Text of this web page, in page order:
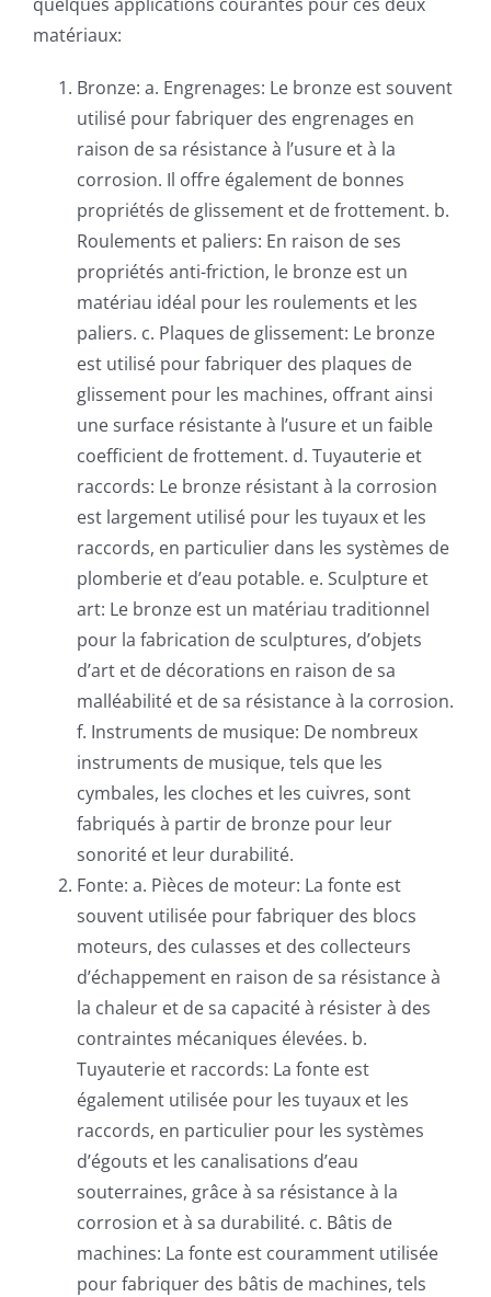
matériaux:
Bronze: a. Engrenages: Le bronze est souvent
utilisé pour fabriquer des engrenages en
raison de sa résistance à l’usure et à la
corrosion. Il offre également de bonnes
propriétés de glissement et de frottement. b.
Roulements et paliers: En raison de ses
propriétés anti-friction, le bronze est un
matériau idéal pour les roulements et les
paliers. c. Plaques de glissement: Le bronze
est utilisé pour fabriquer des plaques de
glissement pour les machines, offrant ainsi
une surface résistante à l’usure et un faible
coefficient de frottement. d. Tuyauterie et
raccords: Le bronze résistant à la corrosion
est largement utilisé pour les tuyaux et les
raccords, en particulier dans les systèmes de
plomberie et d’eau potable. e. Sculpture et
art: Le bronze est un matériau traditionnel
pour la fabrication de sculptures, d’objets
d’art et de décorations en raison de sa
malléabilité et de sa résistance à la corrosion.
f. Instruments de musique: De nombreux
instruments de musique, tels que les
cymbales, les cloches et les cuivres, sont
fabriqués à partir de bronze pour leur
sonorité et leur durabilité.
Fonte: a. Pièces de moteur: La fonte est
souvent utilisée pour fabriquer des blocs
moteurs, des culasses et des collecteurs
d’échappement en raison de sa résistance à
la chaleur et de sa capacité à résister à des
contraintes mécaniques élevées. b.
Tuyauterie et raccords: La fonte est
également utilisée pour les tuyaux et les
raccords, en particulier pour les systèmes
d’égouts et les canalisations d’eau
souterraines, grâce à sa résistance à la
corrosion et à sa durabilité. c. Bâtis de
machines: La fonte est couramment utilisée
pour fabriquer des bâtis de machines, tels